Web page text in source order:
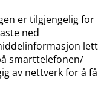
er tilgjengelig for
ned
lett
smarttelefonen​/​
av nettverk for å få